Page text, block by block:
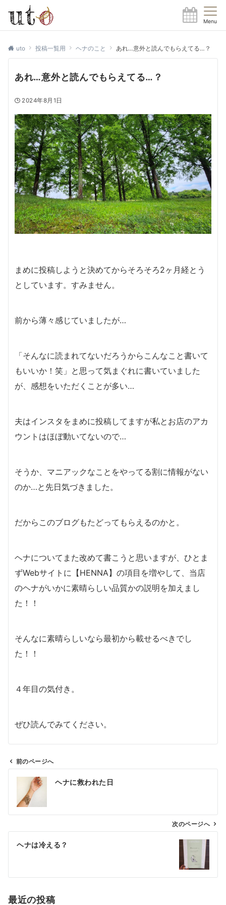
Menu
uto 投稿一覧用 ヘナのこと あれ…意外と読んでもらえてる…？
あれ…意外と読んでもらえてる…？
2024年8月1日
まめに投稿しようと決めてからそろそろ2ヶ月経とう
としています。すみません。
前から薄々感じていましたが…
「そんなに読まれてないだろうからこんなこと書いて
もいいか！笑」と思って気まぐれに書いていました
が、感想をいただくことが多い…
夫はインスタをまめに投稿してますが私とお店のアカ
ウントはほぼ動いてないので…
そうか、マニアックなことをやってる割に情報がない
のか…と先日気づきました。
だからこのブログもたどってもらえるのかと。
ヘナについてまた改めて書こうと思いますが、ひとま
ずWebサイトに【HENNA】の項目を増やして、当店
のヘナがいかに素晴らしい品質かの説明を加えまし
た！！
そんなに素晴らしいなら最初から載せるべきでし
た！！
４年目の気付き。
ぜひ読んでみてください。
ビ
ン
前のページへ
ヘナに救われた日
次のページへ
ヘナは冷える？
最近の投稿